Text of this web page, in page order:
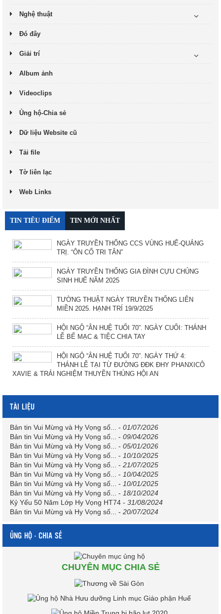
Nghệ thuật
Đó đây
Giải trí
Album ảnh
Videoclips
Ủng hộ-Chia sẻ
Dữ liệu Website cũ
Tải file
Tờ liên lạc
Web Links
TIN TIÊU ĐIỂM TIN MỚI NHẤT
NGÀY TRUYỀN THỐNG CCS VÙNG HUẾ-QUẢNG
TRỊ. “ÔN CỐ TRI TÂN”
NGÀY TRUYỀN THỐNG GIA ĐÌNH CỰU CHỦNG
SINH HUẾ NĂM 2025
TƯỜNG THUẬT NGÀY TRUYỀN THỐNG LIÊN
MIỀN 2025. HẠNH TRÍ 19/9/2025
HỘI NGỘ “ÂN HUỆ TUỔI 70”. NGÀY CUỐI: THÁNH
LỄ BẾ MẠC & TIỆC CHIA TAY
HỘI NGỘ “ÂN HUỆ TUỔI 70”. NGÀY THỨ 4:
THÁNH LỄ TẠI TỪ ĐƯỜNG ĐĐK ĐHY PHANXICÔ
XAVIE & TRẢI NGHIỆM THUYỀN THÚNG HỘI AN
TÀI LIỆU
Bản tin Vui Mừng và Hy Vọng số... - 01/07/2026
Bản tin Vui Mừng và Hy Vọng số...
- 09/04/2026
Bản tin Vui Mừng và Hy Vọng số...
- 05/01/2026
Bản tin Vui Mừng và Hy Vọng số...
- 10/10/2025
Bản tin Vui Mừng và Hy Vọng số...
- 21/07/2025
Bản tin Vui Mừng và Hy Vọng số...
- 10/04/2025
Bản tin Vui Mừng và Hy Vọng số...
- 10/01/2025
Bản tin Vui Mừng và Hy Vọng số...
- 18/10/2024
Kỷ Yếu 50 Năm Lớp Hy Vọng HT74 - 31/08/2024
Bản tin Vui Mừng và Hy Vọng số...
- 20/07/2024
ỦNG HỘ - CHIA SẺ
CHUYÊN MỤC CHIA SẺ